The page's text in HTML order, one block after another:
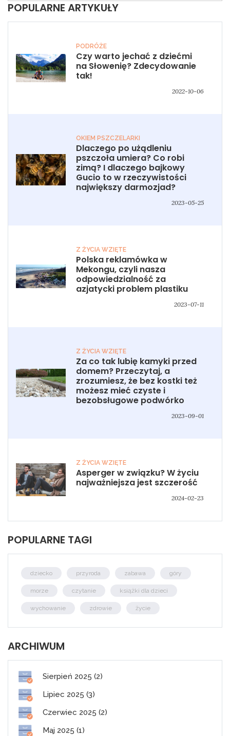
POPULARNE ARTYKUŁY
PODRÓŻE
Czy warto jechać z dziećmi
na Słowenię? Zdecydowanie
tak!
2022-10-06
OKIEM PSZCZELARKI
Dlaczego po użądleniu
pszczoła umiera? Co robi
zimą? I dlaczego bajkowy
Gucio to w rzeczywistości
największy darmozjad?
2023-05-25
Z ŻYCIA WZIĘTE
Polska reklamówka w
Mekongu, czyli nasza
odpowiedzialność za
azjatycki problem plastiku
2023-07-11
Z ŻYCIA WZIĘTE
Za co tak lubię kamyki przed
domem? Przeczytaj, a
zrozumiesz, że bez kostki też
możesz mieć czyste i
bezobsługowe podwórko
2023-09-01
Z ŻYCIA WZIĘTE
Asperger w związku? W życiu
najważniejsza jest szczerość
2024-02-23
POPULARNE TAGI
dziecko przyroda zabawa góry
morze czytanie książki dla dzieci
wychowanie zdrowie życie
ARCHIWUM
Sierpień 2025 (2)
Lipiec 2025 (3)
Czerwiec 2025 (2)
Maj 2025 (1)